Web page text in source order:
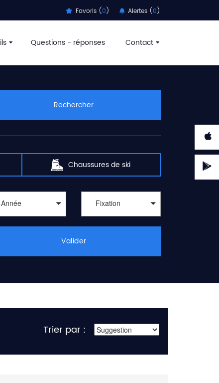
Favoris (0) Alertes (0)
Questions - réponses Contact
Rechercher
Chaussures de ski
Année Fixation
Valider
Trier par :